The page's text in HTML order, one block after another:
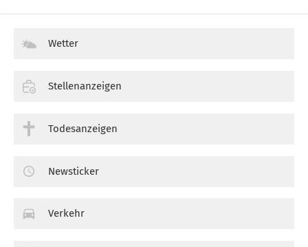
Wetter
Stellenanzeigen
Todesanzeigen
Newsticker
Verkehr